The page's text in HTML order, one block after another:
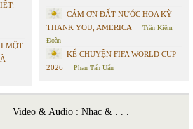
MỘT
CÁM ƠN ĐẤT NƯỚC HOA KỲ -
THANK YOU, AMERICA
Trần Kiêm
Đoàn
KỂ CHUYỆN FIFA WORLD CUP
2026
Phan Tấn Uẩn
Video & Audio : Nhạc & . . .